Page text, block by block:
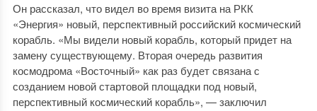
Он рассказал, что видел во время визита на РКК
«Энергия» новый, перспективный российский космический
корабль. «Мы видели новый корабль, который придет на
замену существующему. Вторая очередь развития
космодрома «Восточный» как раз будет связана с
созданием новой стартовой площадки под новый,
перспективный космический корабль», — заключил